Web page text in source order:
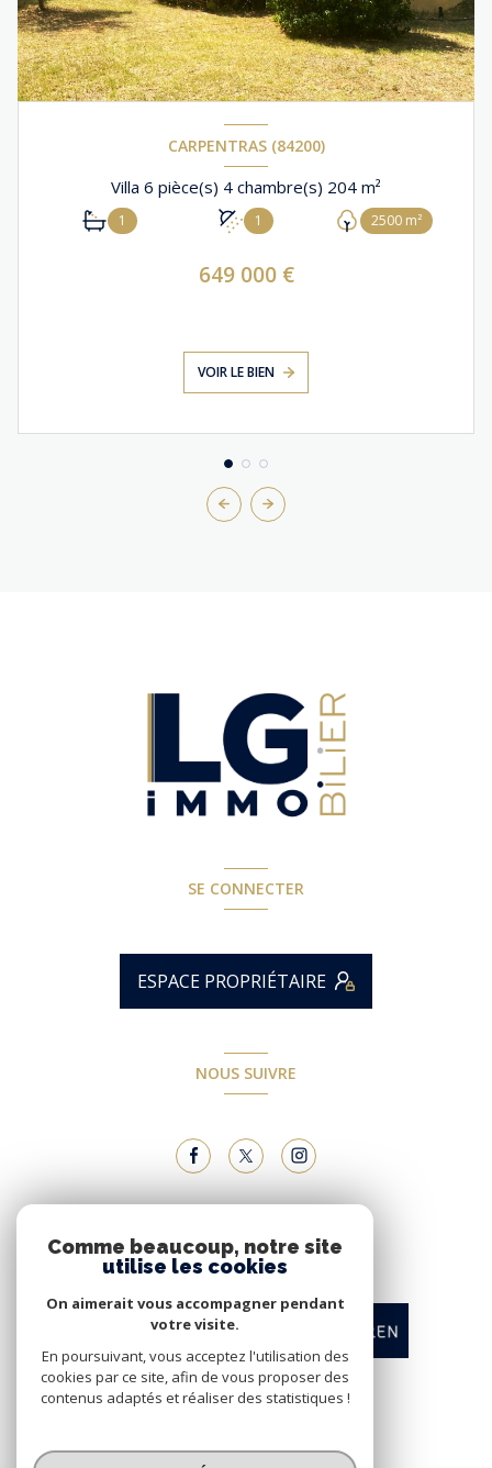
CARPENTRAS (84200)
Villa 6 pièce(s) 4 chambre(s) 204 m²
1 1 2500 m²
649 000 €
VOIR LE BIEN
SE CONNECTER
ESPACE PROPRIÉTAIRE
NOUS SUIVRE
NOUS ADHÉRONS
© 2026 | Tous droits réservés
Comme beaucoup, notre site
utilise les cookies
On aimerait vous accompagner pendant
votre visite.
En poursuivant, vous acceptez l'utilisation des
cookies par ce site, afin de vous proposer des
contenus adaptés et réaliser des statistiques !